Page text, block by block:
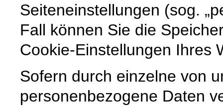
Seiteneinstellungen (sog.
Fall können Sie die
Cookie-Einstellungen Ihres
Sofern durch einzelne von
personenbezogene Daten